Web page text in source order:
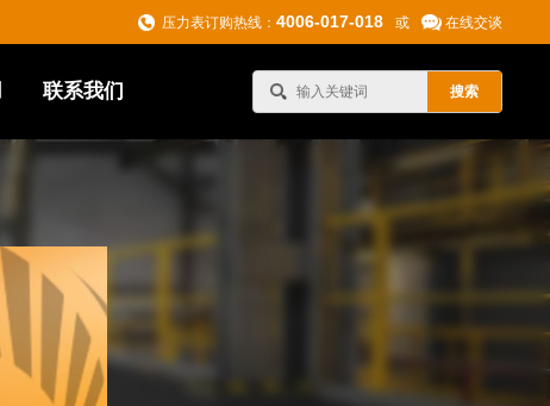
压力表订购热线： 4006-017-018 或 在线交谈
联系我们